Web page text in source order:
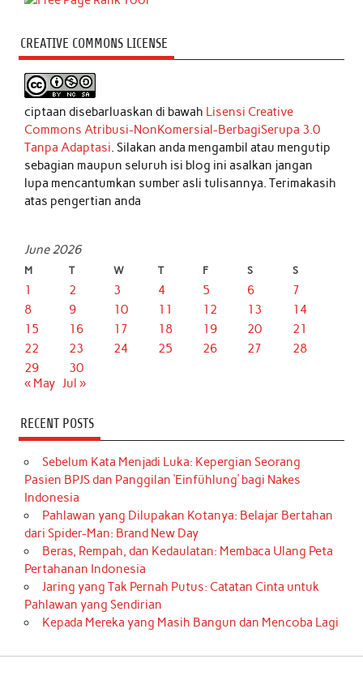
CREATIVE COMMONS LICENSE
ciptaan disebarluaskan di bawah Lisensi Creative
Commons Atribusi-NonKomersial-BerbagiSerupa 3.0
Tanpa Adaptasi . Silakan anda mengambil atau mengutip
sebagian maupun seluruh isi blog ini asalkan jangan
lupa mencantumkan sumber asli tulisannya. Terimakasih
atas pengertian anda
June 2026
M T W T F S S
1 2 3 4 5 6
7
8
9 10 11 12 13
14
15
16 17 18 19 20
21
22
23 24 25 26 27
28
29
30
« May Jul »
RECENT POSTS
Sebelum Kata Menjadi Luka: Kepergian Seorang
Pasien BPJS dan Panggilan ‘Einfühlung’ bagi Nakes
Indonesia
Pahlawan yang Dilupakan Kotanya: Belajar Bertahan
dari Spider-Man: Brand New Day
Beras, Rempah, dan Kedaulatan: Membaca Ulang Peta
Pertahanan Indonesia
Jaring yang Tak Pernah Putus: Catatan Cinta untuk
Pahlawan yang Sendirian
Kepada Mereka yang Masih Bangun dan Mencoba Lagi